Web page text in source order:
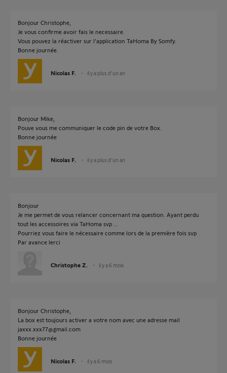
Bonjour Christophe,
Je vous confirme avoir fais le necessaire.
Vous pouvez la réactiver sur l'application TaHoma By Somfy.
Bonne journée.
Nicolas F. il y a plus d'un an
Bonjour Mike,
Pouve vous me communiquer le code pin de votre Box.
Bonne journée
Nicolas F. il y a plus d'un an
Bonjour
Je me permet de vous relancer concernant ma question. Ayant perdu
tout les accessoires via TaHoma svp …
Pourriez vous faire le nécessaire comme lors de la première fois svp
Par avance lerci
Christophe Z. il y a 6 mois
Bonjour Christophe,
La box est toujours activer a votre nom avec une adresse mail
jaxxx.xxx77@gmail.com
Bonne journée
Nicolas F. il y a 6 mois